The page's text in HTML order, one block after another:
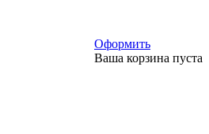
Оформить
Ваша корзина пуста